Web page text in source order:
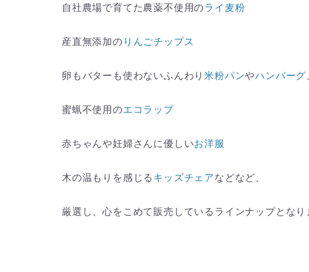
自社農場で育てた農薬不使用のライ麦粉
産直無添加の りんごチップス
卵もバターも使わないふんわり米粉パンやハンバーグ
蜜蝋不使用のエコラップ
赤ちゃんや妊婦さんに優しいお洋服
木の温もりを感じる キッズチェアなどなど、
厳選し、心をこめて販売しているラインナップとな